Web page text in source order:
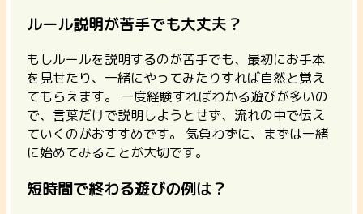
ルール説明が苦手でも大丈夫？
もしルールを説明するのが苦手でも、最初にお手本
を見せたり、一緒にやってみたりすれば自然と覚え
てもらえます。 一度経験すればわかる遊びが多いの
で、言葉だけで説明しようとせず、流れの中で伝え
ていくのがおすすめです。 気負わずに、まずは一緒
に始めてみることが大切です。
短時間で終わる遊びの例は？